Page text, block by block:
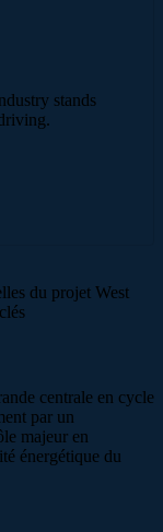
stands
du projet West
centrale en cycle
par un
majeur en
énergétique du